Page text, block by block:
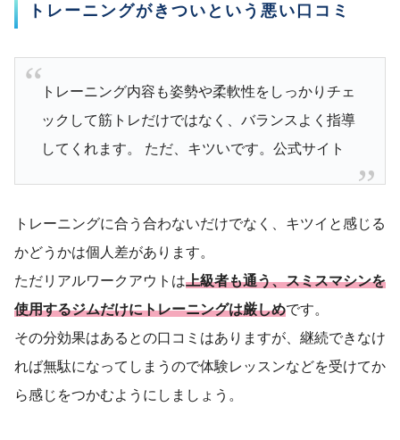
トレーニングがきついという悪い口コミ
トレーニング内容も姿勢や柔軟性をしっかりチェ
ックして筋トレだけではなく、バランスよく指導
してくれます。 ただ、キツいです。公式サイト
トレーニングに合う合わないだけでなく、キツイと感じる
かどうかは個人差があります。
ただリアルワークアウトは上級者も通う、スミスマシンを
使用するジムだけにトレーニングは厳しめです。
その分効果はあるとの口コミはありますが、継続できなけ
れば無駄になってしまうので体験レッスンなどを受けてか
ら感じをつかむようにしましょう。